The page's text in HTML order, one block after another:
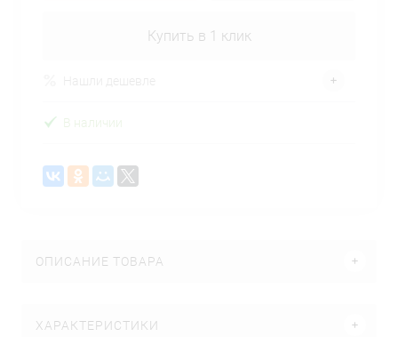
Купить в 1 клик
В наличии
ОПИСАНИЕ ТОВАРА
ХАРАКТЕРИСТИКИ